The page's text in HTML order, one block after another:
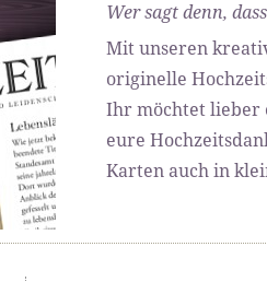
Wer sagt denn,
Mit unseren
originelle
Ihr möchtet lieber
eure
Karten auch in